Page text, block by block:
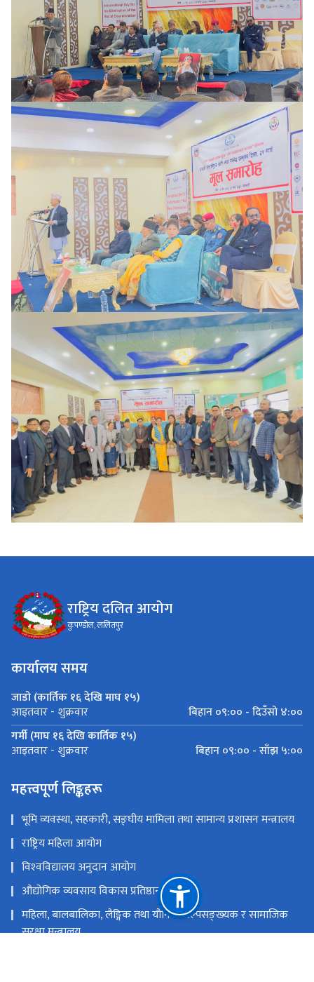
राष्ट्रिय दलित आयोग
कुपण्डोल, ललितपुर
कार्यालय समय
जाडो (कार्तिक १६ देखि माघ १५)
आइतवार - शुक्रवार
बिहान ०९:०० - दिउँसो ४:००
गर्मी (माघ १६ देखि कार्तिक १५)
आइतवार - शुक्रवार बिहान ०९:०० - साँझ ५:००
महत्त्वपूर्ण लिङ्कहरू
भूमि व्यवस्था, सहकारी, सङ्‍घीय मामिला तथा सामान्य प्रशासन मन्त्रालय
राष्ट्रिय महिला आयोग
विश्‍वविद्यालय अनुदान आयोग
औद्योगिक व्यवसाय विकास प्रतिष्ठान
महिला, बालबालिका, लैङ्गिक तथा यौनिक अल्पसङ्‍ख्‍यक र सामाजिक
सुरक्षा मन्त्रालय